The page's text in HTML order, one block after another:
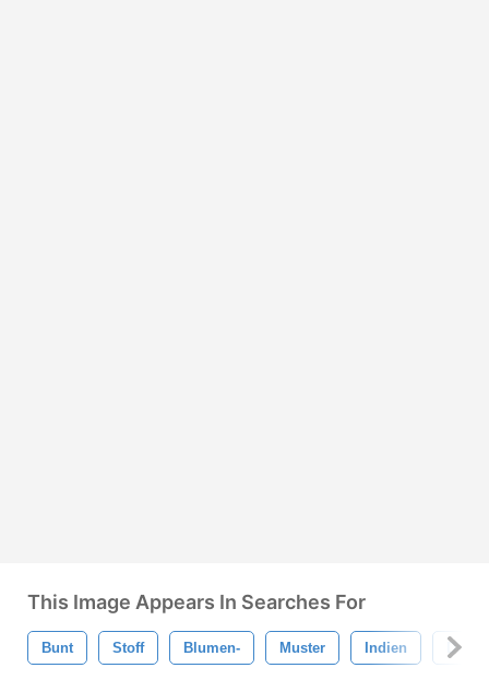
This Image Appears In Searches For
Bunt Stoff Blumen- Muster Indien Diwali